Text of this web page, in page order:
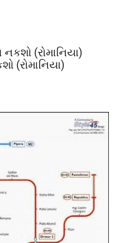
(રોમાનિયા)
(રોમાનિયા)